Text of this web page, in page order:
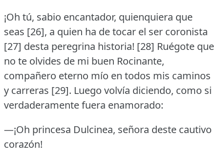
¡Oh tú, sabio encantador, quienquiera que
seas [26], a quien ha de tocar el ser coronista
[27] desta peregrina historia! [28] Ruégote que
no te olvides de mi buen Rocinante,
compañero eterno mío en todos mis caminos
y carreras [29]. Luego volvía diciendo, como si
verdaderamente fuera enamorado:
—¡Oh princesa Dulcinea, señora deste cautivo
corazón!